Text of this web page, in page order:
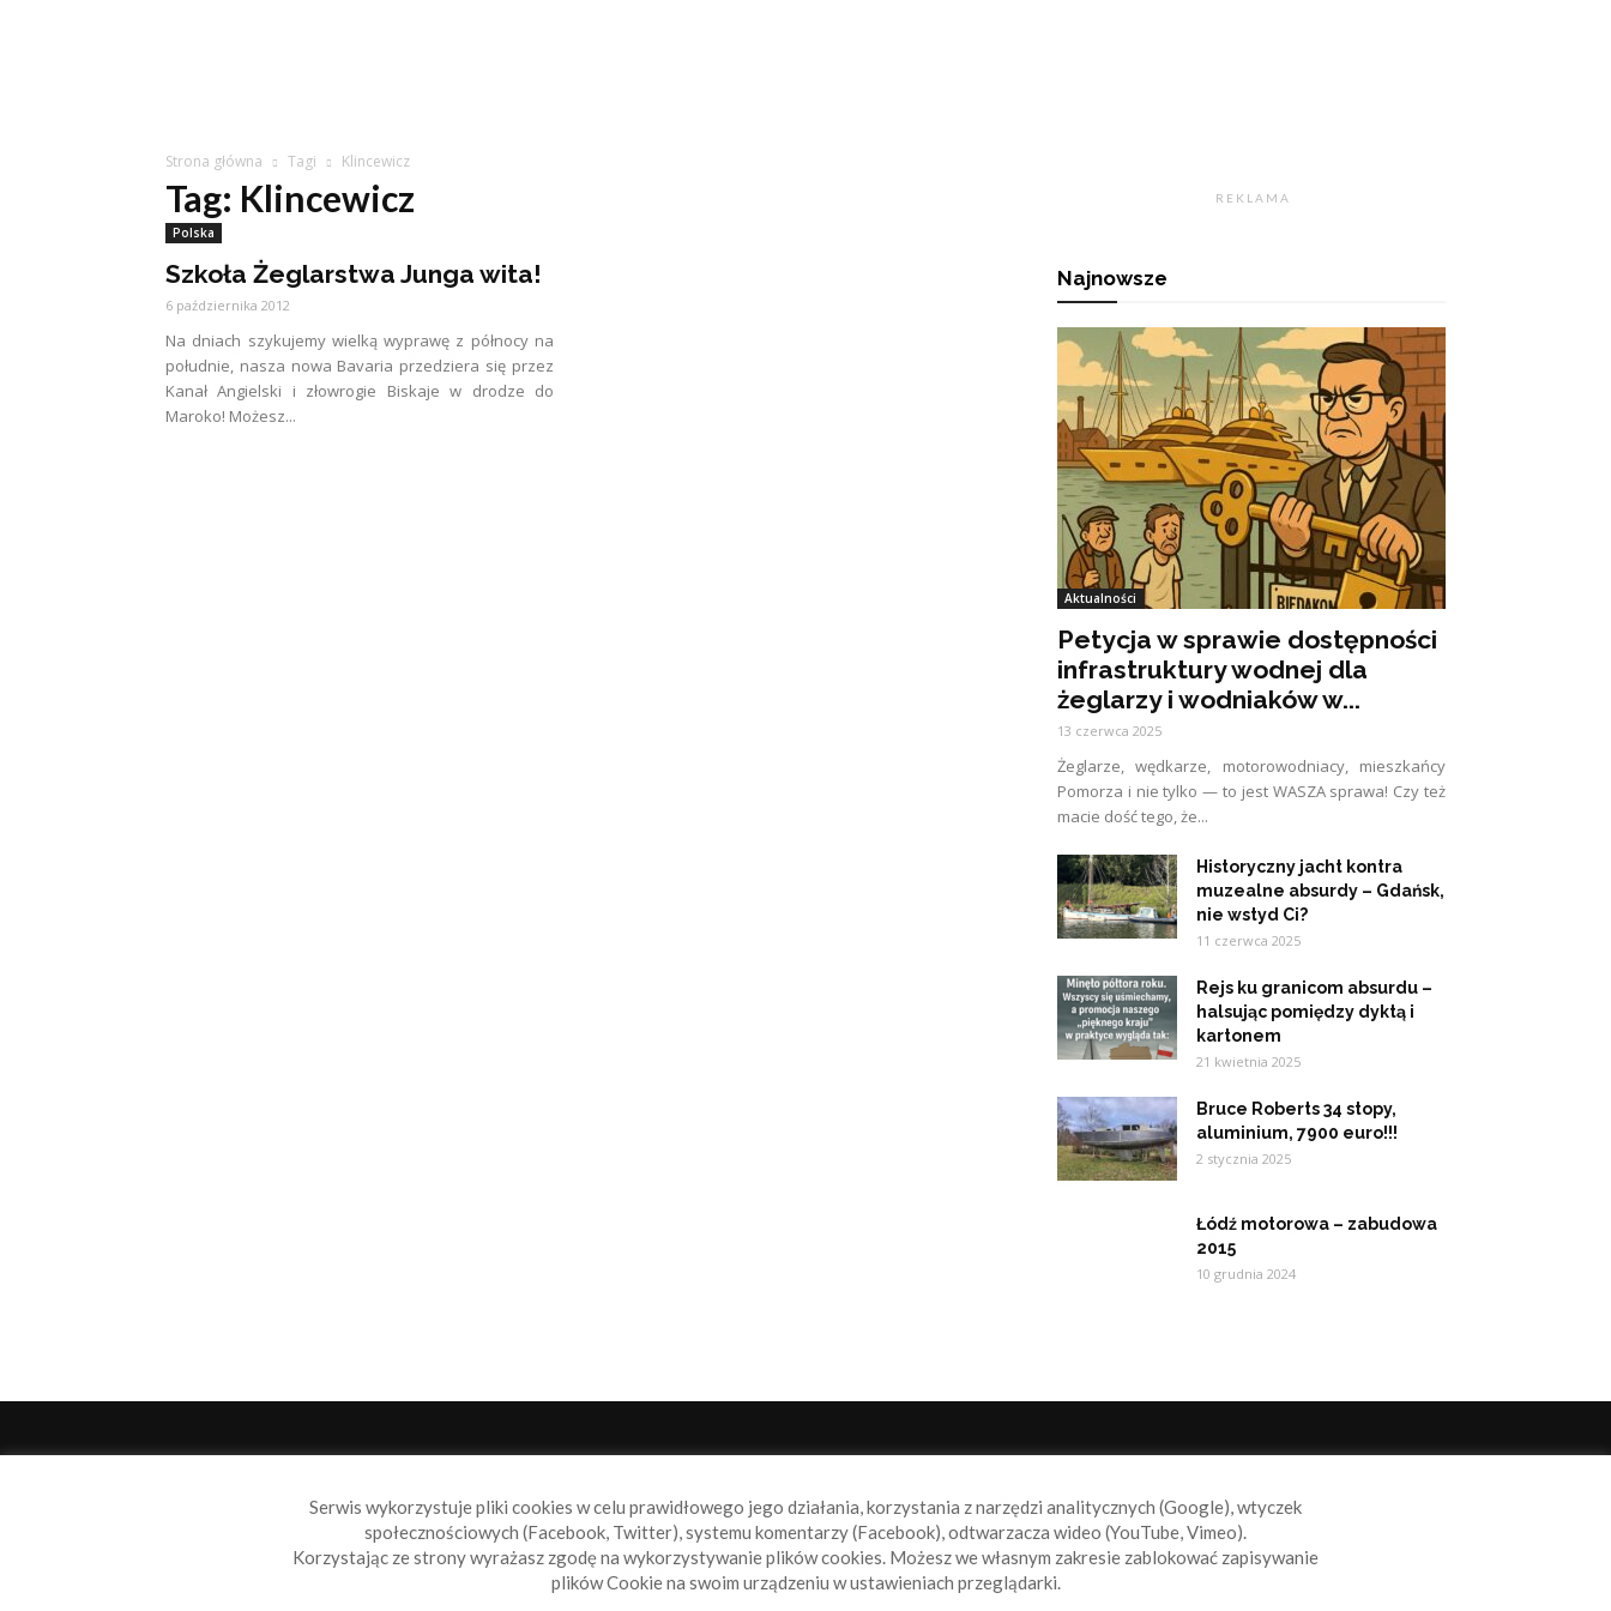
Strona główna Tagi Klincewicz
Tag: Klincewicz
Polska
Szkoła Żeglarstwa Junga wita!
6 października 2012
Na dniach szykujemy wielką wyprawę z północy na
południe, nasza nowa Bavaria przedziera się przez
Kanał Angielski i złowrogie Biskaje w drodze do
Maroko! Możesz...
R E K L A M A
Najnowsze
Aktualności
Petycja w sprawie dostępności
infrastruktury wodnej dla
żeglarzy i wodniaków w...
13 czerwca 2025
Żeglarze, wędkarze, motorowodniacy, mieszkańcy
Pomorza i nie tylko — to jest WASZA sprawa! Czy też
macie dość tego, że...
Historyczny jacht kontra
muzealne absurdy – Gdańsk,
nie wstyd Ci?
11 czerwca 2025
Rejs ku granicom absurdu –
halsując pomiędzy dyktą i
kartonem
21 kwietnia 2025
Bruce Roberts 34 stopy,
aluminium, 7900 euro!!!
2 stycznia 2025
Łódź motorowa – zabudowa
2015
10 grudnia 2024
Sailbook.pl to miejsce dla wszystkich, którzy szukają aktualnych
wiadomości ze świata żeglarstwa, świata motorowodniactwa i
nie tylko.
Serwis wykorzystuje pliki cookies w celu prawidłowego jego działania, korzystania z narzędzi analitycznych (Google), wtyczek
społecznościowych (Facebook, Twitter), systemu komentarzy (Facebook), odtwarzacza wideo (YouTube, Vimeo).
Korzystając ze strony wyrażasz zgodę na wykorzystywanie plików cookies. Możesz we własnym zakresie zablokować zapisywanie
plików Cookie na swoim urządzeniu w ustawieniach przeglądarki.